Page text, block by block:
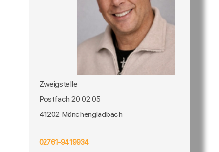
Zweigstelle
Postfach 20 02 05
41202 Mönchengladbach
02761-9419934